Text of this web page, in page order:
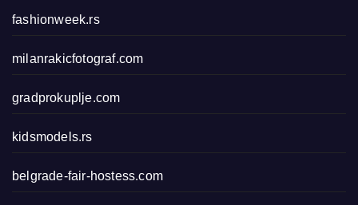
fashionweek.rs
milanrakicfotograf.com
gradprokuplje.com
kidsmodels.rs
belgrade-fair-hostess.com